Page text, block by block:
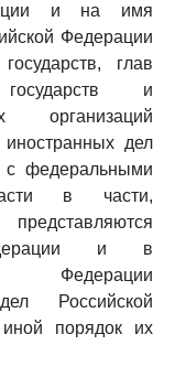
и на имя
Федерации
глав
государств и
организаций
иностранных дел
с федеральными
в части,
и в
Федерации
Российской
порядок их